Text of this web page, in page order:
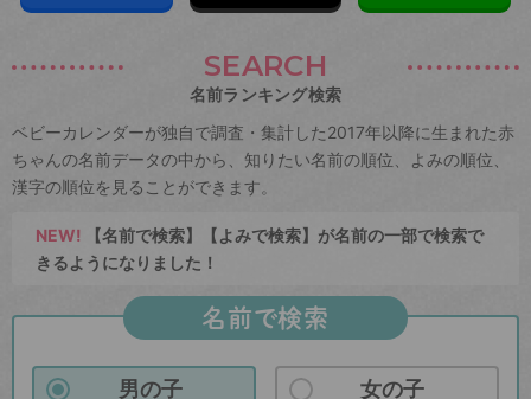
SEARCH
名前ランキング検索
ベビーカレンダーが独自で調査・集計した2017年以降に生まれた赤
ちゃんの名前データの中から、知りたい名前の順位、よみの順位、
漢字の順位を見ることができます。
NEW! 【名前で検索】【よみで検索】が名前の一部で検索で
きるようになりました！
名前で検索
男の子 女の子